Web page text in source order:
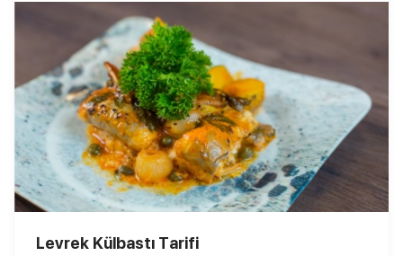
Levrek Külbastı Tarifi